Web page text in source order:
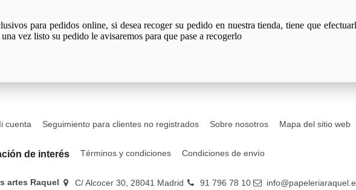
para pedidos online, si desea recoger su pedido en nuestra tienda, tiene que
vez listo su pedido le avisaremos para que pase a recogerlo
cuenta Seguimiento para clientes no registrados Sobre nosotros Mapa del sitio web
de interés Términos y condiciones Condiciones de envío
artes Raquel C/ Alcocer 30, 28041 Madrid 91 796 78 10